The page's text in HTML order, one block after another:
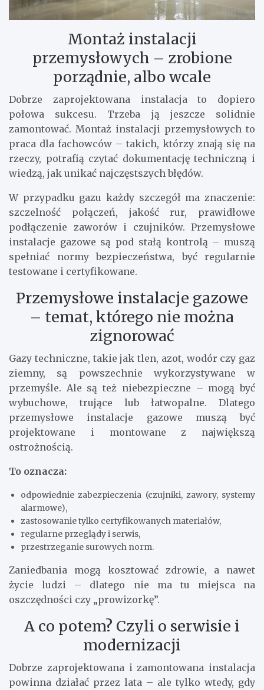
Montaż instalacji
przemysłowych – zrobione
porządnie, albo wcale
Dobrze zaprojektowana instalacja to dopiero
połowa sukcesu. Trzeba ją jeszcze solidnie
zamontować. Montaż instalacji przemysłowych to
praca dla fachowców – takich, którzy znają się na
rzeczy, potrafią czytać dokumentację techniczną i
wiedzą, jak unikać najczęstszych błędów.
W przypadku gazu każdy szczegół ma znaczenie:
szczelność połączeń, jakość rur, prawidłowe
podłączenie zaworów i czujników. Przemysłowe
instalacje gazowe są pod stałą kontrolą – muszą
spełniać normy bezpieczeństwa, być regularnie
testowane i certyfikowane.
Przemysłowe instalacje gazowe
– temat, którego nie można
zignorować
Gazy techniczne, takie jak tlen, azot, wodór czy gaz
ziemny, są powszechnie wykorzystywane w
przemyśle. Ale są też niebezpieczne – mogą być
wybuchowe, trujące lub łatwopalne. Dlatego
przemysłowe instalacje gazowe muszą być
projektowane i montowane z największą
ostrożnością.
To oznacza:
odpowiednie zabezpieczenia (czujniki, zawory, systemy
alarmowe),
zastosowanie tylko certyfikowanych materiałów,
regularne przeglądy i serwis,
przestrzeganie surowych norm.
Zaniedbania mogą kosztować zdrowie, a nawet
życie ludzi – dlatego nie ma tu miejsca na
oszczędności czy „prowizorkę”.
A co potem? Czyli o serwisie i
modernizacji
Dobrze zaprojektowana i zamontowana instalacja
powinna działać przez lata – ale tylko wtedy, gdy